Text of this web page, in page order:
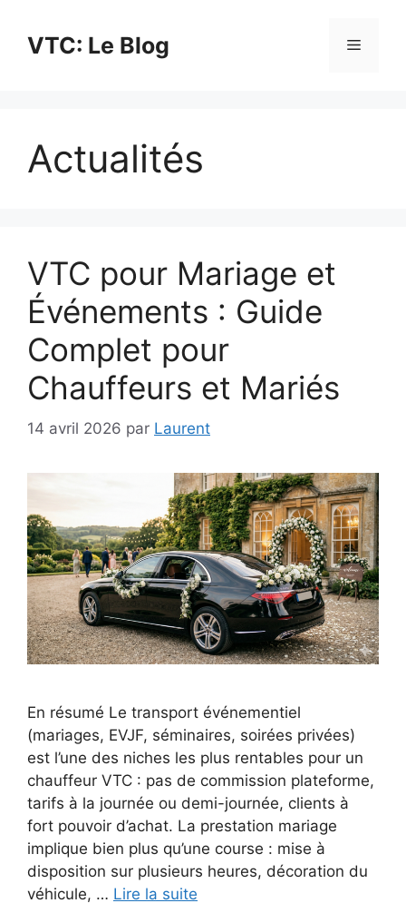
contenuVTC: Le Blog Menu
Actualités
VTC pour Mariage et
Événements : Guide
Complet pour
Chauffeurs et Mariés
14 avril 2026 par Laurent
En résumé Le transport événementiel
(mariages, EVJF, séminaires, soirées privées)
est l’une des niches les plus rentables pour un
chauffeur VTC : pas de commission plateforme,
tarifs à la journée ou demi-journée, clients à
fort pouvoir d’achat. La prestation mariage
implique bien plus qu’une course : mise à
disposition sur plusieurs heures, décoration du
véhicule, … Lire la suite